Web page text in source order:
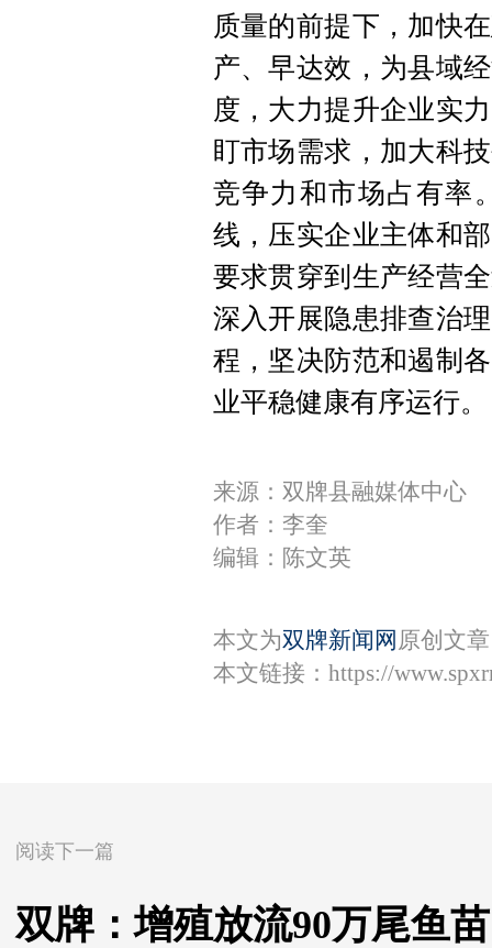
质量的前提下，加快
产、早达效，为县域
度，大力提升企业实
盯市场需求，加大科
竞争力和市场占有率
线，压实企业主体和
要求贯穿到生产经营
深入开展隐患排查治
程，坚决防范和遏制
业平稳健康有序运行。
来源：双牌县融媒体中心
作者：李奎
编辑：陈文英
本文为双牌新闻网 原创文
本文链接： https://
阅读下一篇
双牌：增殖放流90万尾鱼